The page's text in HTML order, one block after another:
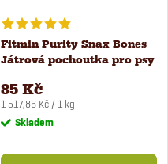
Fitmin Purity Snax Bones
Játrová pochoutka pro psy
85 Kč
Měrná
cena:
1 517,86 Kč / 1 kg
Skladem